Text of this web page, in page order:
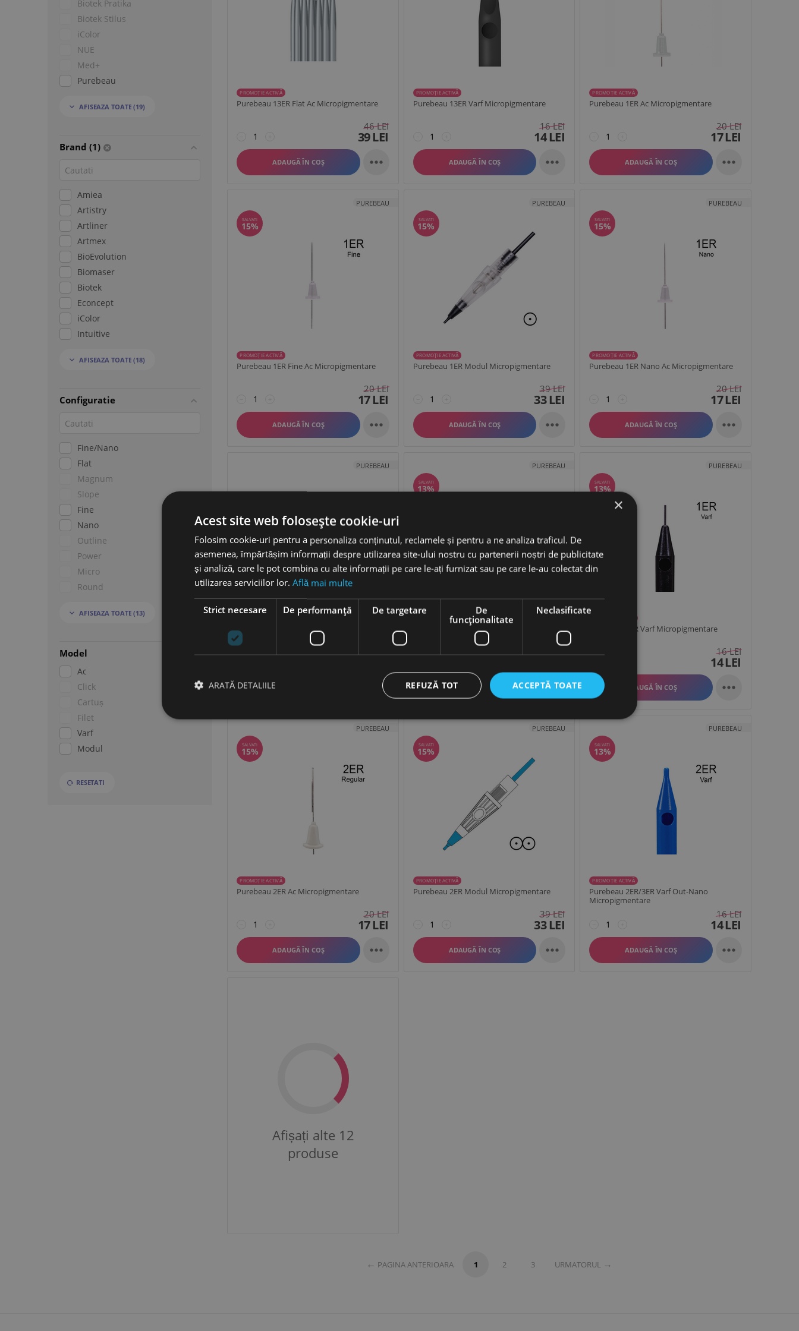
Biotek Pratika
Biotek Stilus
iColor
NUE
Med+
Purebeau
NPM
Amiea
Intuitive
Econcept
BioEvolution
Artmex
 AFISEAZA TOATE (19)
Brand (1)
Amiea
Artistry
Artliner
Artmex
BioEvolution
Biomaser
Biotek
Econcept
iColor
Intuitive
Mast
Med+
NUE
Purebeau
Thunderload Power
 AFISEAZA TOATE (18)
Configuratie
Fine/Nano
Flat
Magnum
Slope
Fine
Nano
Outline
Power
Micro
Round
Round Liner
 AFISEAZA TOATE (13)
Model
Ac
Click
Cartuș
Filet
Varf
Modul
RESETATI
PROMOȚIE ACTIVĂ
Purebeau 13ER Flat Ac Micropigmentare
46 LEI
39LEI
ADAUGĂ ÎN COȘ 
PROMOȚIE ACTIVĂ
Purebeau 13ER Varf Micropigmentare
16 LEI
14 LEI
ADAUGĂ ÎN COȘ 
PROMOȚIE ACTIVĂ
Purebeau 1ER Ac Micropigmentare
20 LEI
17LEI
ADAUGĂ ÎN COȘ 
PUREBEAU
SALVATI
15%
PROMOȚIE ACTIVĂ
Purebeau 1ER Fine Ac Micropigmentare
20 LEI
17LEI
ADAUGĂ ÎN COȘ 
PUREBEAU
SALVATI
15%
PROMOȚIE ACTIVĂ
Purebeau 1ER Modul Micropigmentare
39 LEI
33 LEI
ADAUGĂ ÎN COȘ 
PUREBEAU
SALVATI
15%
PROMOȚIE ACTIVĂ
Purebeau 1ER Nano Ac Micropigmentare
20 LEI
17LEI
ADAUGĂ ÎN COȘ 
PUREBEAU
Purebeau 1ER Varf fara tija
Micropigmentare
ADAUGĂ ÎN COȘ 
PUREBEAU
SALVATI
13%
PROMOȚIE ACTIVĂ
Purebeau 1ER Varf Fine/Nano
16 LEI
ADAUGĂ ÎN COȘ 
PUREBEAU
SALVATI
13%
Purebeau 1ER Varf Micropigmentare
16 LEI
14LEI
ADAUGĂ ÎN COȘ 
PUREBEAU
SALVATI
15%
PROMOȚIE ACTIVĂ
Purebeau 2ER Ac Micropigmentare
20 LEI
17LEI
ADAUGĂ ÎN COȘ 
PUREBEAU
SALVATI
15%
PROMOȚIE ACTIVĂ
Purebeau 2ER Modul Micropigmentare
39 LEI
33 LEI
ADAUGĂ ÎN COȘ 
PUREBEAU
SALVATI
13%
PROMOȚIE ACTIVĂ
Purebeau 2ER/3ER Varf Out-Nano
Micropigmentare
16 LEI
14LEI
ADAUGĂ ÎN COȘ 
Afișați alte 12
produse
PAGINA ANTERIOARA 1 2 3 URMATORUL
×
Acest site web folosește cookie-uri
Folosim cookie-uri pentru a personaliza conținutul, reclamele și pentru a ne analiza traficul. De
asemenea, împărtășim informații despre utilizarea site-ului nostru cu partenerii noștri de publicitate
și analiză, care le pot combina cu alte informații pe care le-ați furnizat sau pe care le-au colectat din
utilizarea serviciilor lor. Află mai multe
Strict necesare De performanță De targetare
De
funcţionalitate
Neclasificate
ACCEPTĂ TOATE
REFUZĂ TOT
ARATĂ DETALIILE